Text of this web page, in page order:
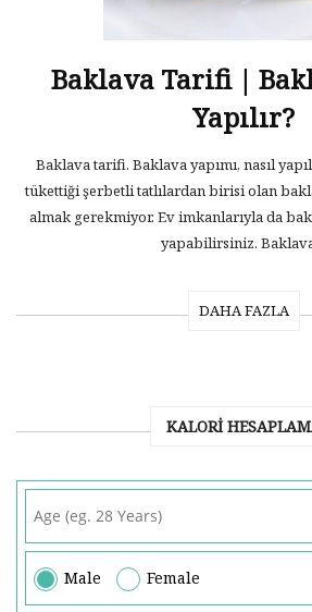
Baklava Tarifi |
Yapılır?
Baklava tarifi. Baklava yapımı, nasıl
tükettiği şerbetli tatlılardan birisi olan
almak gerekmiyor. Ev imkanlarıyla da
yapabilirsiniz.
DAHA FAZLA
KALORI
Male Female